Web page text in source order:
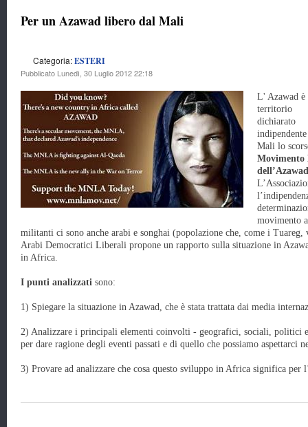
Per un Azawad libero dal Mali
Categoria:ESTERI
Pubblicato Lunedì, 30 Luglio 2012 22:18
L' Azawad è
territorio
dichiarato
Mali lo
Movimento
dell’Azawad
movimento
militanti ci sono anche arabi e songhai (popolazione che, come i
Arabi Democratici Liberali propone un rapporto sulla situazione in
in Africa.
I punti analizzati sono:
1) Spiegare la situazione in Azawad, che è stata trattata dai media
2) Analizzare i principali elementi coinvolti - geografici, sociali, politici
per dare ragione degli eventi passati e di quello che possiamo aspettarci
3) Provare ad analizzare che cosa questo sviluppo in Africa significa per